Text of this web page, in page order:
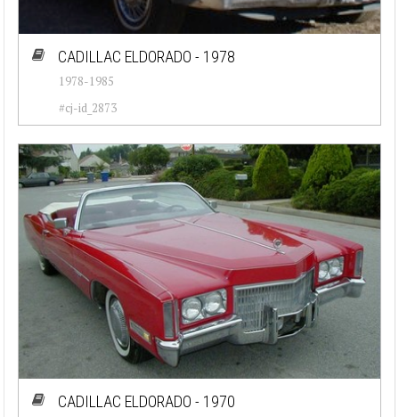
CADILLAC ELDORADO - 1978
1978-1985
#cj-id_2873
CADILLAC ELDORADO - 1970